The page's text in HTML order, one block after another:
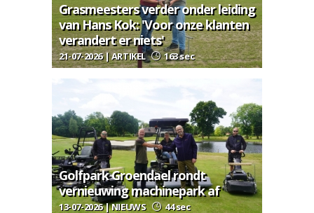
Grasmeesters verder onder leiding
van Hans Kok: 'Voor onze klanten
verandert er niets'
21-07-2026 | ARTIKEL 163 sec
Golfpark Groendael rondt
vernieuwing machinepark af
13-07-2026 | NIEUWS 44 sec